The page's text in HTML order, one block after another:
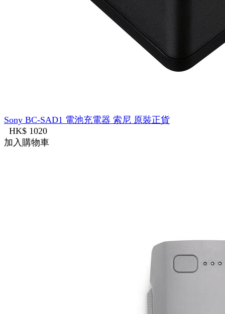
Sony BC-SAD1 電池充電器 索尼 原裝正貨
HK$ 1020
加入購物車